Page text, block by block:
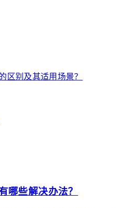
区别及其适用场景？
哪些解决办法？